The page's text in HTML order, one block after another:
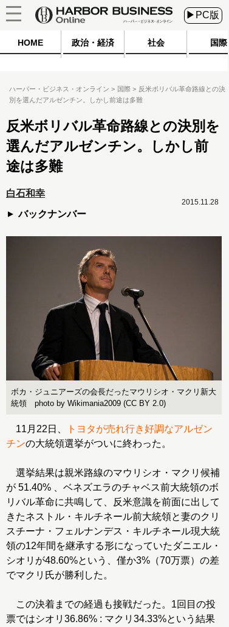
▶PC版
HOME 政治・経済 社会 国際
ハーバー・ビジネス・オンライン 国際
反米ボリバル革命路線との決
別を選んだアルゼンチン。しかし前途は多難
反米ボリバル革命路線との決別を
選んだアルゼンチン。しかし前
途は多難
白石和幸
バックナンバー
2015.11.28
ボカ・ジュニアーズの会長だったマウリシオ・マクリ新大
統領 photo by Wikimania2009 (CC BY 2.0)
11月22日、
トヨタが売れ行き好調なアルゼン
チンの大統領選挙がついに終わった。
選挙結果は親米路線のマウリシオ・マクリ候補
が 51.40% 、ベネズエラのチャベス前大統領のボ
リバル革命に共鳴して、反米意識を前面に出して
きたネストル・キルチネール前大統領と妻のクリ
スチーナ・フェルナンデス・キルチネール現大統
領の12年間を継承する形になっていたダニエル・
シオリが48.60%という、僅か3%（70万票）の差
でマクリ氏が勝利した。
この決着までの経過も接戦だった。1回目の投
票ではシオリ36.86% : マクリ34.33%という結果